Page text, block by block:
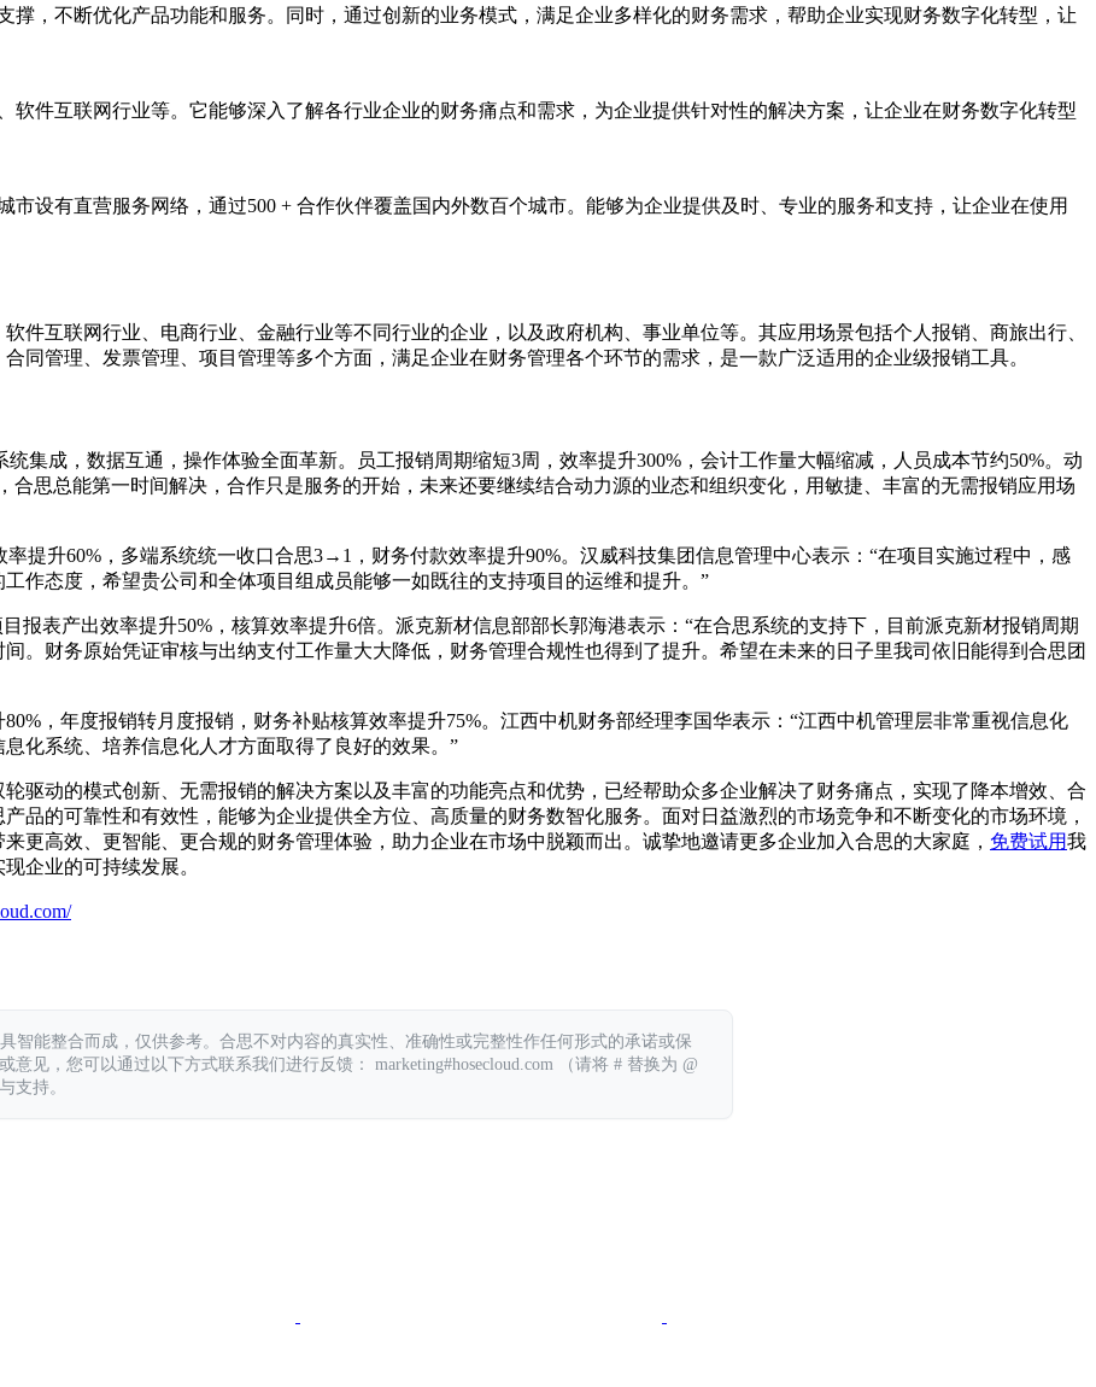
撑，不断优化产品功能和服务。同时，通过创新的业务模式，满足企业多样化的财务需求，帮助企业实现财务数字化转型，让
软件互联网行业等。它能够深入了解各行业企业的财务痛点和需求，为企业提供针对性的解决方案，让企业在财务数字化转型
设有直营服务网络，通过500 + 合作伙伴覆盖国内外数百个城市。能够为企业提供及时、专业的服务和支持，让企业在使用
件互联网行业、电商行业、金融行业等不同行业的企业，以及政府机构、事业单位等。其应用场景包括个人报销、商旅出行、
同管理、发票管理、项目管理等多个方面，满足企业在财务管理各个环节的需求，是一款广泛适用的企业级报销工具。
集成，数据互通，操作体验全面革新。员工报销周期缩短3周，效率提升300%，会计工作量大幅缩减，人员成本节约50%。动
合思总能第一时间解决，合作只是服务的开始，未来还要继续结合动力源的业态和组织变化，用敏捷、丰富的无需报销应用场
提升60%，多端系统统一收口合思3→1，财务付款效率提升90%。汉威科技集团信息管理中心表示：“在项目实施过程中，感
作态度，希望贵公司和全体项目组成员能够一如既往的支持项目的运维和提升。”
报表产出效率提升50%，核算效率提升6倍。派克新材信息部部长郭海港表示：“在合思系统的支持下，目前派克新材报销周期
。财务原始凭证审核与出纳支付工作量大大降低，财务管理合规性也得到了提升。希望在未来的日子里我司依旧能得到合思团
，年度报销转月度报销，财务补贴核算效率提升75%。江西中机财务部经理李国华表示：“江西中机管理层非常重视信息化
化系统、培养信息化人才方面取得了良好的效果。”
驱动的模式创新、无需报销的解决方案以及丰富的功能亮点和优势，已经帮助众多企业解决了财务痛点，实现了降本增效、合
品的可靠性和有效性，能够为企业提供全方位、高质量的财务数智化服务。面对日益激烈的市场竞争和不断变化的市场环境，
更高效、更智能、更合规的财务管理体验，助力企业在市场中脱颖而出。诚挚地邀请更多企业加入合思的大家庭， 免费试用我
企业的可持续发展。
智能整合而成，仅供参考。合思不对内容的真实性、准确性或完整性作任何形式的承诺或保
意见，您可以通过以下方式联系我们进行反馈： marketing#hosecloud.com （请将 # 替换为 @
支持。